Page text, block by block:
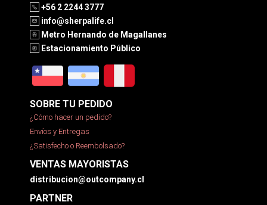
+56 2 2244 3777
info@sherpalife.cl
Metro Hernando de Magallanes
Estacionamiento Público
SOBRE TU PEDIDO
¿Cómo hacer un pedido?
Envíos y Entregas
¿Satisfecho o Reembolsado?
VENTAS MAYORISTAS
distribucion@outcompany.cl
PARTNER